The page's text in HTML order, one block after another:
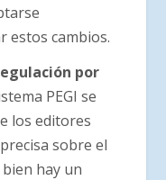
estos cambios.
por
PEGI se
los editores
sobre el
hay un